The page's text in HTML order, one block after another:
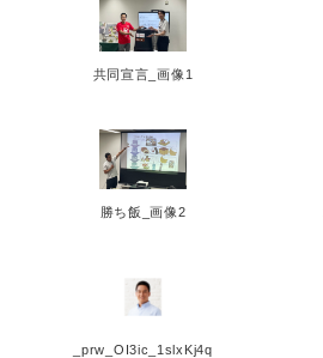
共同宣言_画像1
勝ち飯_画像2
_prw_OI3ic_1slxKj4q